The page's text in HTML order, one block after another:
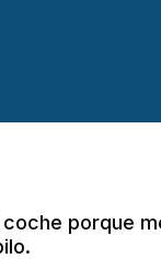
porque